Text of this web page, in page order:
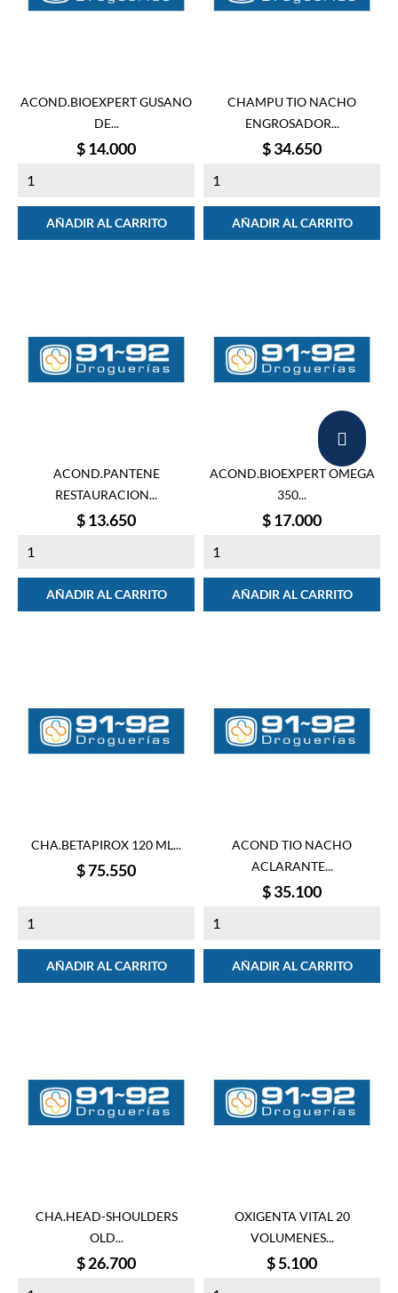
ACOND.BIOEXPERT GUSANO
DE...
Precio
$ 14.000
AÑADIR AL CARRITO
CHAMPU TIO NACHO
ENGROSADOR...
Precio
$ 34.650
AÑADIR AL CARRITO
ACOND.PANTENE
RESTAURACION...
Precio
$ 13.650
AÑADIR AL CARRITO
ACOND.BIOEXPERT OMEGA
350...
Precio
$ 17.000
AÑADIR AL CARRITO
CHA.BETAPIROX 120 ML...
Precio
$ 75.550
AÑADIR AL CARRITO
ACOND TIO NACHO
ACLARANTE...
Precio
$ 35.100
AÑADIR AL CARRITO
CHA.HEAD-SHOULDERS
OLD...
Precio
$ 26.700
OXIGENTA VITAL 20
VOLUMENES...
Precio
$ 5.100